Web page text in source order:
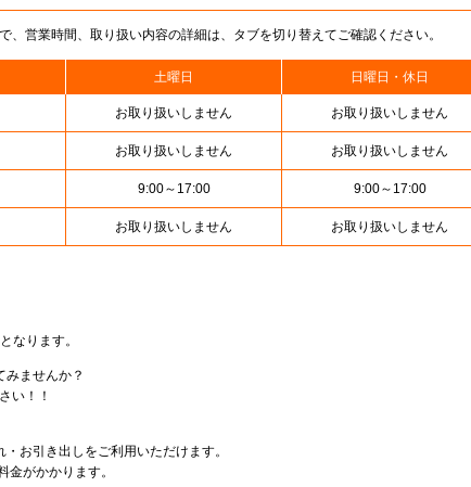
営業時間、取り扱い内容の詳細は、タブを切り替えてご確認ください。
土曜日 日曜日・休日
お取り扱いしません お取り扱いしません
お取り扱いしません お取り扱いしません
9:00～17:00 9:00～17:00
お取り扱いしません お取り扱いしません
なります。
みませんか？
い！！
お引き出しをご利用いただけます。
がかかります。